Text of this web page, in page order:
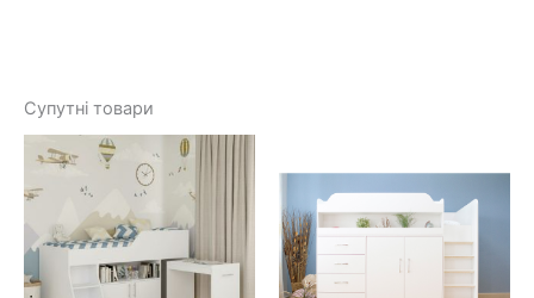
Супутні товари